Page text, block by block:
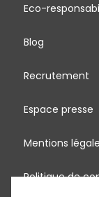
Eco-
Blog
Recrutement
Espace presse
Mentions
Politique de